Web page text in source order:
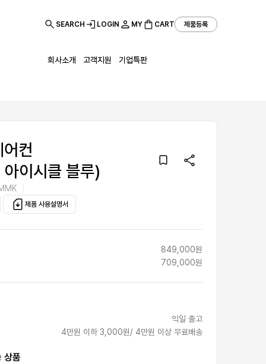
SEARCH LOGIN MY CART 제품등록
회사소개 고객지원 기업특판
컨
이시클 블루)
제품 사용설명서
849,000원
709,000원
익일 출고
4만원 이하 3,000원/ 4만원 이상 무료배송
상품